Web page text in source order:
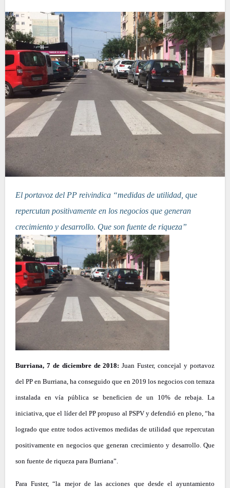
El portavoz del PP reivindica “medidas de utilidad, que
repercutan positivamente en los negocios que generan
crecimiento y desarrollo. Que son fuente de riqueza”
Burriana, 7 de diciembre de 2018:Juan Fuster, concejal y portavoz
del PP en Burriana, ha conseguido que en 2019 los negocios con terraza
instalada en vía pública se beneficien de un 10% de rebaja. La
iniciativa, que el líder del PP propuso al PSPV y defendió en pleno, “ha
logrado que entre todos activemos medidas de utilidad que repercutan
positivamente en negocios que generan crecimiento y desarrollo. Que
son fuente de riqueza para Burriana”.
Para Fuster, “la mejor de las acciones que desde el ayuntamiento